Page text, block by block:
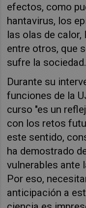
efectos, como
hantavirus, los
las olas de
entre otros, que
sufre la sociedad.
Durante su
funciones de la
curso "es un
con los retos
este sentido,
ha demostrado
vulnerables ante
Por eso,
anticipación a